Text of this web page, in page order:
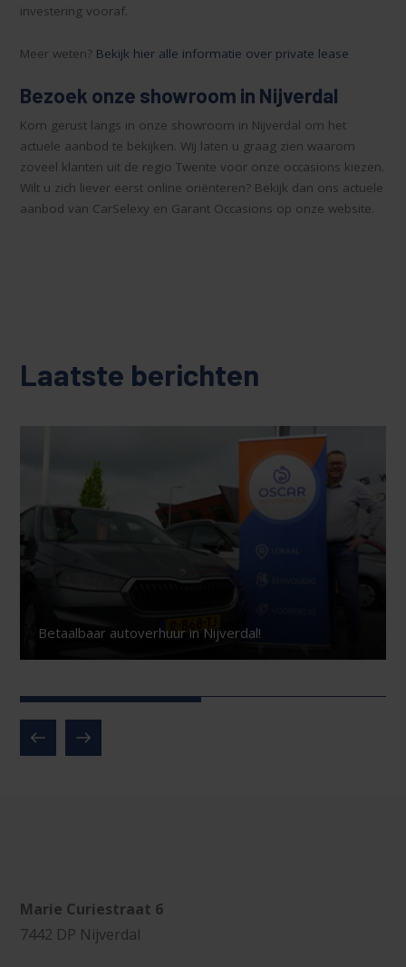
investering vooraf.
Meer weten? Bekijk hier alle informatie over private lease
Bezoek onze showroom in Nijverdal
Kom gerust langs in onze showroom in Nijverdal om het
actuele aanbod te bekijken. Wij laten u graag zien waarom
zoveel klanten uit de regio Twente voor onze occasions kiezen.
Wilt u zich liever eerst online oriënteren? Bekijk dan ons actuele
aanbod van CarSelexy en Garant Occasions op onze website.
Laatste berichten
Betaalbaar autoverhuur in Nijverdal!
Marie Curiestraat 6
7442 DP Nijverdal